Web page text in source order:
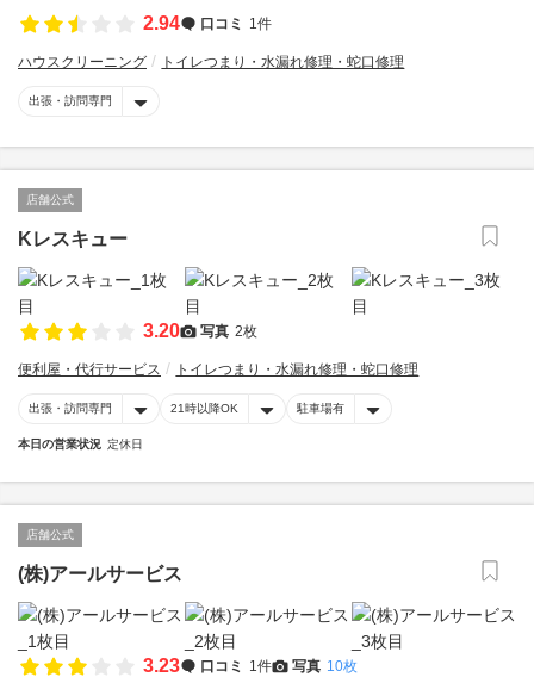
2.94
口コミ 1件
ハウスクリーニング トイレつまり・水漏れ修理・蛇口修理
出張・訪問専門
店舗公式
Kレスキュー
3.20 写真 2枚
便利屋・代行サービス トイレつまり・水漏れ修理・蛇口修理
出張・訪問専門 21時以降OK 駐車場有
本日の営業状況 定休日
店舗公式
(株)アールサービス
3.23 口コミ 1件 写真 10枚